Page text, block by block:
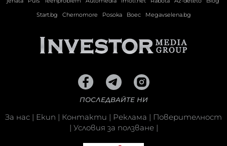
Start.bg
Chernomore Posoka Boec Megavselena.bg
ПОСЛЕДВАЙТЕ НИ
За нас | Екип | Контакти | Реклама | Поверителност
| Условия за ползване|